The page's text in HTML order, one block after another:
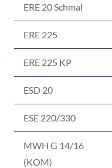
ERE 20 Schmal
ERE 225
ERE 225 KP
ESD 20
ESE 220/330
MWH G 14/16
(KOM)